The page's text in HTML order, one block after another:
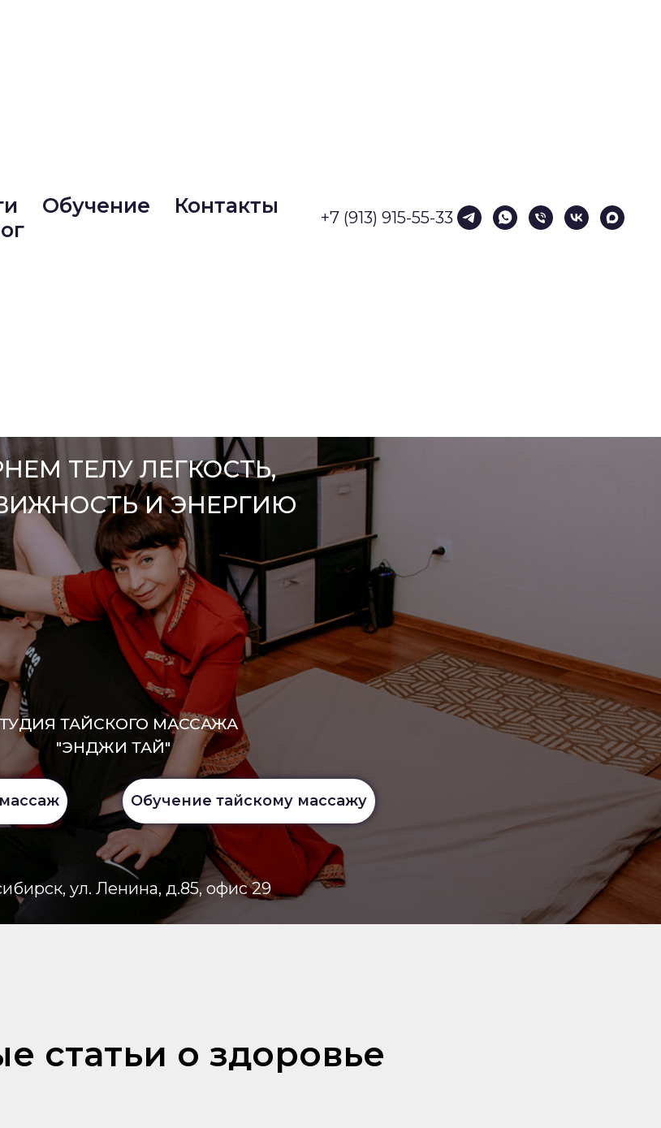
Обучение
Контакты
+7 (913) 915-55-33
ТАЙСКОГО МАССАЖА
"ЭНДЖИ ТАЙ"
ТЕЛУ ЛЕГКОСТЬ,
И ЭНЕРГИЮ
ул. Ленина, д.85, офис 29
Обучение тайскому массажу
статьи о здоровье